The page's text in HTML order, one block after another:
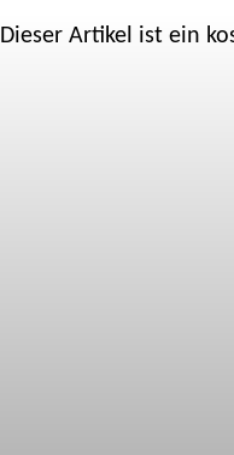
Dieser Artikel ist ein